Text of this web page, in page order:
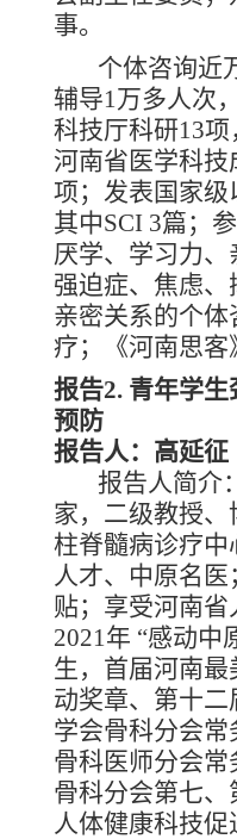
事。
个体咨询近
辅导1万多人次
科技厅科研13
河南省医学科
项；发表国家级
其中SCI 3篇；
厌学、学习力、
强迫症、焦虑、
亲密关系的个
疗；《河南思客
报告2. 青年学
预防
报告人：高延征
报告人简介
家，二级教授、
柱脊髓病诊疗
人才、中原名
贴；享受河南省
2021年 “感动中
生，首届河南
动奖章、第十
学会骨科分会
骨科医师分会
骨科分会第七、
人体健康科技